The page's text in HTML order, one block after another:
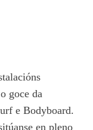
goce da
e Bodyboard.
en pleno